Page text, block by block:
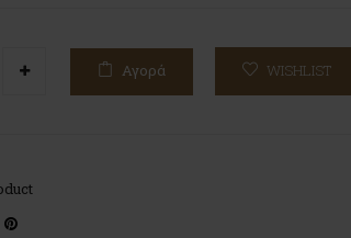
Αγορά WISHLIST
pinterest